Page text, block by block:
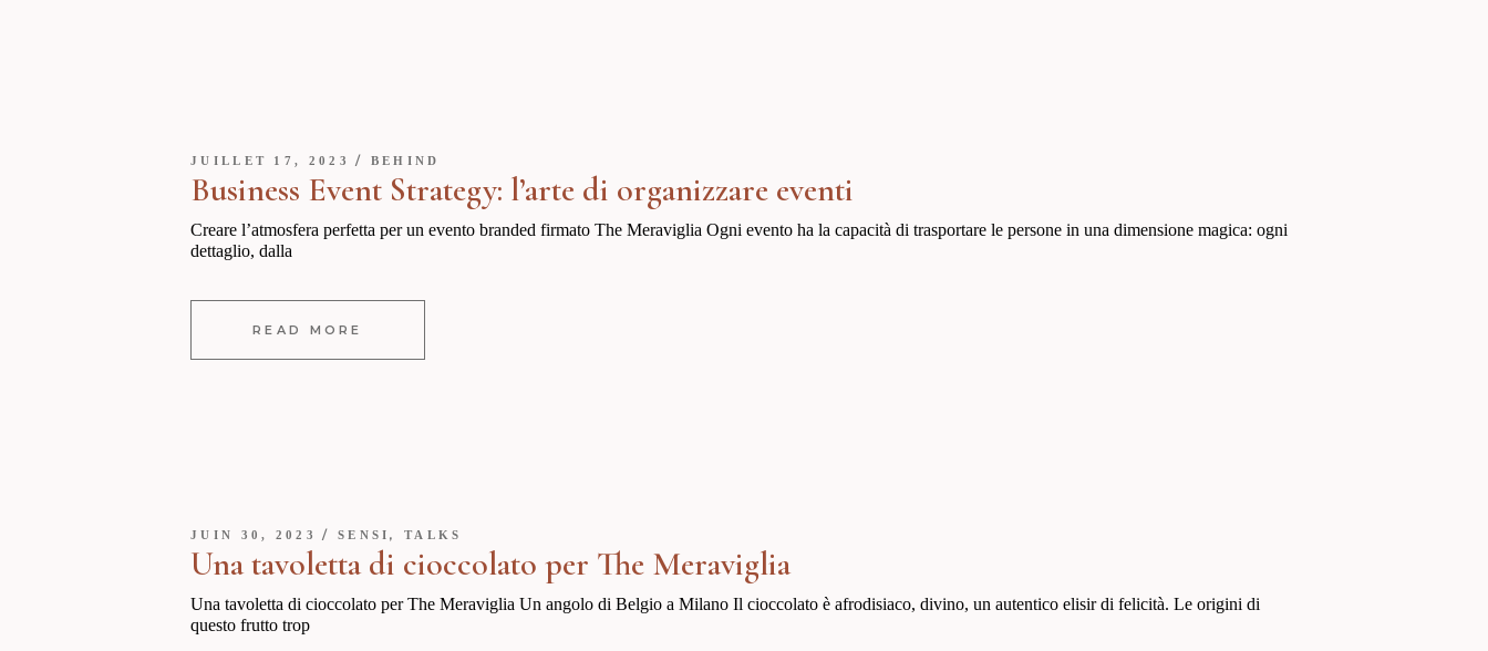
JUILLET 17, 2023 BEHIND
Business Event Strategy: l’arte di organizzare eventi
Creare l’atmosfera perfetta per un evento branded firmato The Meraviglia Ogni evento ha la capacità di trasportare le persone in una dimensione magica: ogni
dettaglio, dalla
READ MORE
JUIN 30, 2023 SENSI,TALKS
Una tavoletta di cioccolato per The Meraviglia
Una tavoletta di cioccolato per The Meraviglia Un angolo di Belgio a Milano Il cioccolato è afrodisiaco, divino, un autentico elisir di felicità. Le origini di
questo frutto trop